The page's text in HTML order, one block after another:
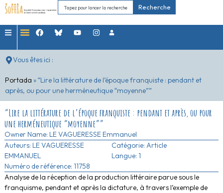
Recherche
Vous êtes ici :
Portada »“Lire la littérature de l’époque franquiste : pendant et
après, ou pour une herméneutique “moyenne””
“Lire la littérature de l’époque franquiste : pendant et après, ou pour
une herméneutique “moyenne””
Owner Name: LE VAGUERESSE Emmanuel
Auteurs: LE VAGUERESSE
EMMANUEL
Numéro de référence: 11758
Catégorie: Article
Langue: 1
Analyse de la réception de la production littéraire parue sous le
franquisme, pendant et après la dictature, à travers l’exemple de